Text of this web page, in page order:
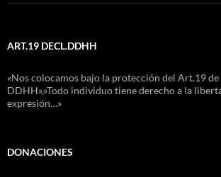
ART.19 DECL.DDHH
«Nos colocamos bajo la protección del Art.19
DDHH»,»Todo individuo tiene derecho a la
expresión…»
DONACIONES